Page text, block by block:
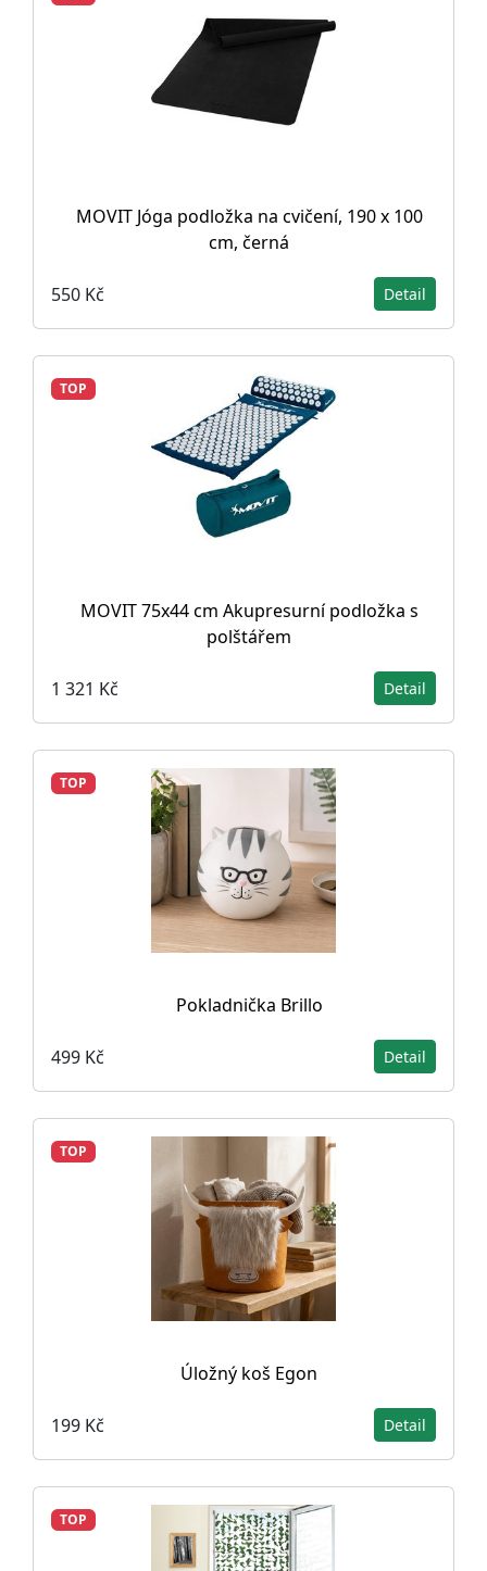
MOVIT Jóga podložka na cvičení, 190 x 100
cm, černá
550 Kč Detail
TOP
MOVIT 75x44 cm Akupresurní podložka s
polštářem
1 321 Kč Detail
TOP
Pokladnička Brillo
499 Kč Detail
TOP
Úložný koš Egon
199 Kč Detail
TOP